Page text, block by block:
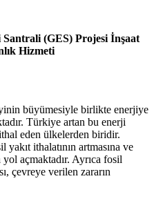
(GES) Projesi İnşaat
Hizmeti
büyümesiyle birlikte enerjiye
Türkiye artan bu enerji
eden ülkelerden biridir.
ithalatının artmasına ve
yol açmaktadır. Ayrıca fosil
çevreye verilen zararın